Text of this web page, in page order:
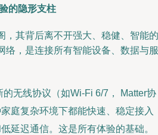
的隐形支柱
，其背后离不开强大、稳健、智能的
络，是连接所有智能设备、数据与服
的无线协议（如Wi-Fi 6/7， Matter协
庭复杂环境下都能快速、稳定接入
延迟通信。这是所有体验的基础。